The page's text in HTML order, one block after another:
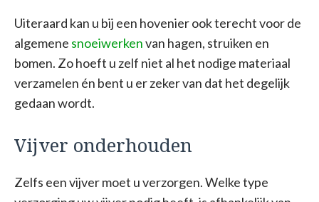
Uiteraard kan u bij een hovenier ook terecht voor de
algemene snoeiwerkenvan hagen, struiken en
bomen. Zo hoeft u zelf niet al het nodige materiaal
verzamelen én bent u er zeker van dat het degelijk
gedaan wordt.
Vijver onderhouden
Zelfs een vijver moet u verzorgen. Welke type